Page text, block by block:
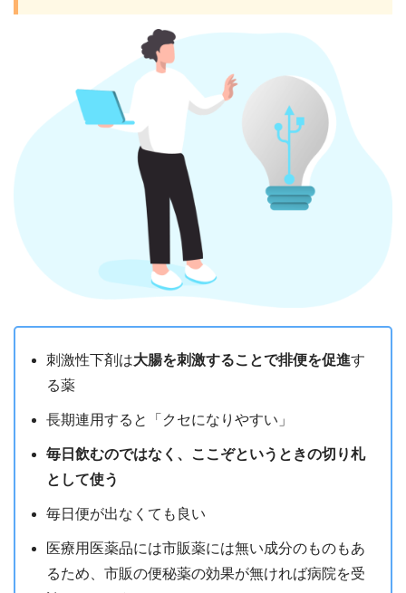
刺激性下剤は大腸を刺激することで排便を促進す
る薬
長期連用すると「クセになりやすい」
毎日飲むのではなく、ここぞというときの切り札
として使う
毎日便が出なくても良い
医療用医薬品には市販薬には無い成分のものもあ
るため、市販の便秘薬の効果が無ければ病院を受